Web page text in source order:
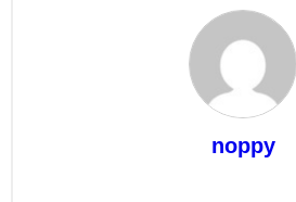
noppy